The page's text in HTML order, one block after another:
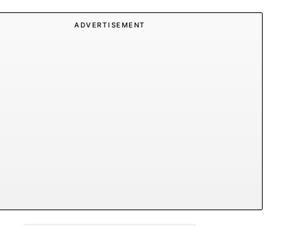
ADVERTISEMENT